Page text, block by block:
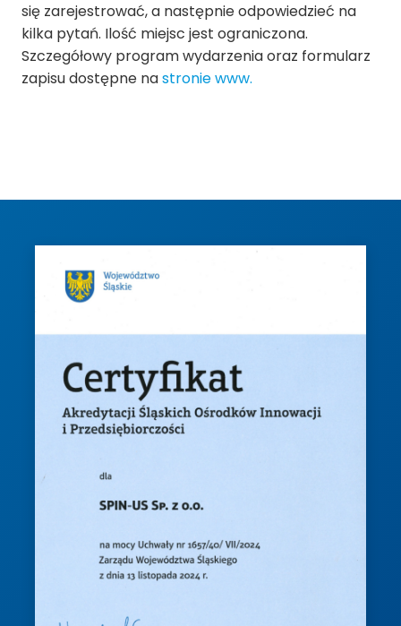
się zarejestrować, a następnie odpowiedzieć na
kilka pytań. Ilość miejsc jest ograniczona.
Szczegółowy program wydarzenia oraz formularz
zapisu dostępne nastronie www.